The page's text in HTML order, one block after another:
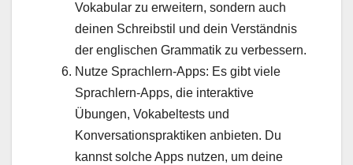
Vokabular zu erweitern, sondern auch
deinen Schreibstil und dein Verständnis
der englischen Grammatik zu verbessern.
Nutze Sprachlern-Apps: Es gibt viele
Sprachlern-Apps, die interaktive
Übungen, Vokabeltests und
Konversationspraktiken anbieten. Du
kannst solche Apps nutzen, um deine